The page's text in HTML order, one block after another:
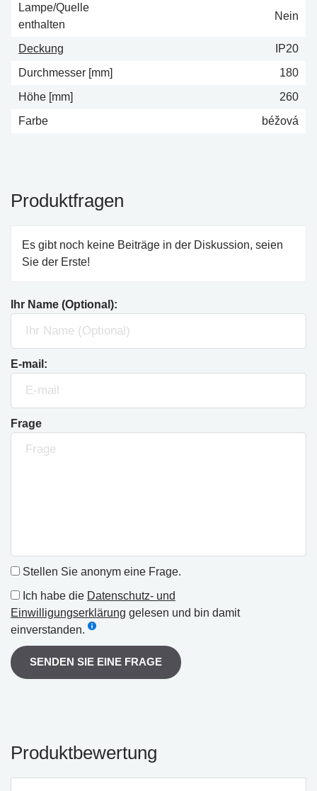
Lampe/Quelle
enthalten
Nein
Deckung
IP20
Durchmesser [mm]
180
Höhe [mm]
260
Farbe
béžová
Produktfragen
Es gibt noch keine Beiträge in der Diskussion, seien
Sie der Erste!
Ihr Name (Optional):
E-mail:
Frage
Stellen Sie anonym eine Frage.
Ich habe die Datenschutz- und
Einwilligungserklärung gelesen und bin damit
einverstanden.
SENDEN SIE EINE FRAGE
Produktbewertung